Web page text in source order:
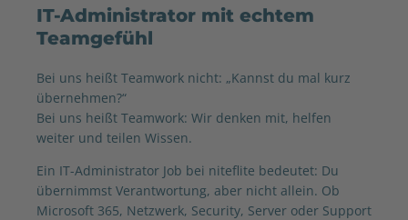
IT-Administrator mit echtem
Teamgefühl
Bei uns heißt Teamwork nicht: „Kannst du mal kurz
übernehmen?“
Bei uns heißt Teamwork: Wir denken mit, helfen
weiter und teilen Wissen.
Ein IT-Administrator Job bei niteflite bedeutet: Du
übernimmst Verantwortung, aber nicht allein. Ob
Microsoft 365, Netzwerk, Security, Server oder Support